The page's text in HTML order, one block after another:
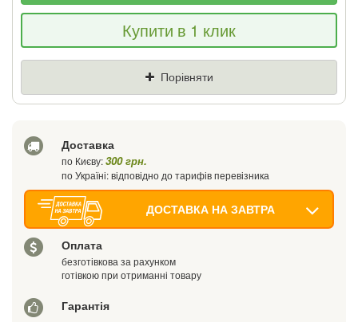
Якщо Ви знайдете товар дешевше - ми
знизимо ціну і подаруємо % від різниці
Купити в 1 клик
Порівняти
Доставка
по Києву:300 грн.
по Україні: відповідно до тарифів перевізника
ДОСТАВКА НА ЗАВТРА
Оплата
безготівкова за рахунком
готівкою при отриманні товару
Гарантія